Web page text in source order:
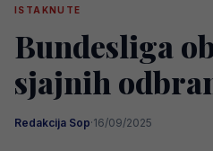
ISTAKNUTE
Bundesliga
sjajnih
Redakcija Sop·16/09/2025